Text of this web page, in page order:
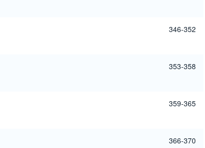
346-352
353-358
359-365
366-370